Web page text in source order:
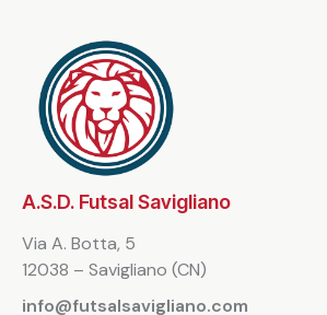
A.S.D. Futsal Savigliano
Via A. Botta, 5
12038 – Savigliano (CN)
info@futsalsavigliano.com